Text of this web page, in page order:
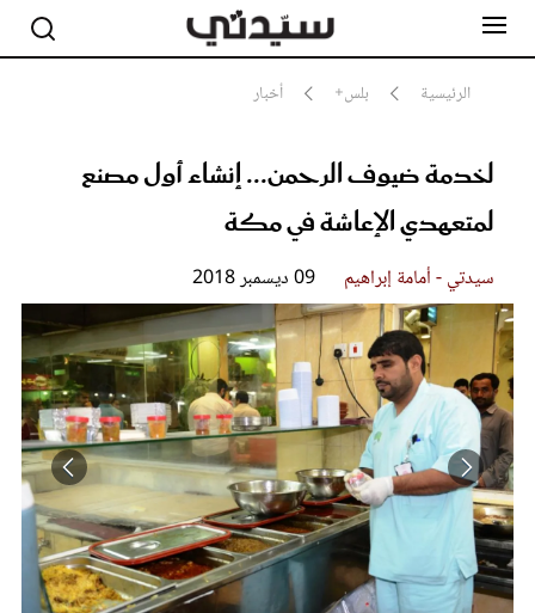
الرئيسية بلس+ أخبار
لخدمة ضيوف الرحمن... إنشاء أول مصنع
لمتعهدي الإعاشة في مكة
سيدتي - أمامة إبراهيم 09 ديسمبر 2018
مشاهير
جمال
سيدتي وطفلك
لايف ستايل
بلس+
فيديو
مطبخ سيدتي
مقالات الرأي
ستايل
تقارير
عروس سيدتي